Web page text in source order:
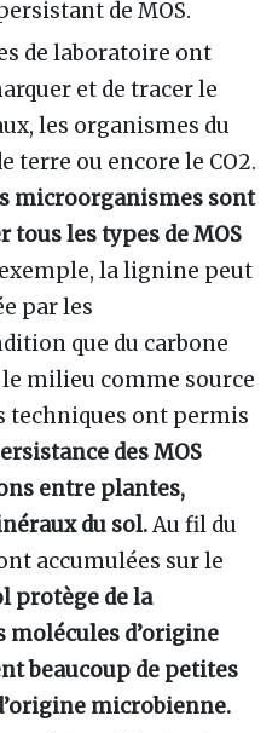
de MOS.
de laboratoire ont
et de tracer le
les organismes du
terre ou encore le CO2.
microorganismes sont
tous les types de MOS
la lignine peut
par les
que du carbone
milieu comme source
techniques ont permis
des MOS
entre plantes,
du sol.Au fil du
accumulées sur le
protège de la
d’origine
beaucoup de petites
microbienne.